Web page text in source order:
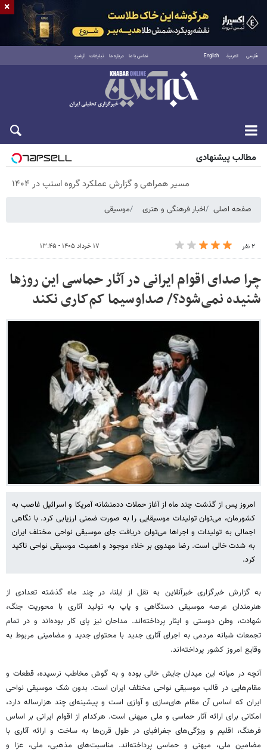
فارسی العربية English تماس با ما درباره ما تبلیغات آرشیو
پنجشنبه ۱۵ مرداد ۱۴۰۵
مطالب پیشنهادی
مسیر همراهی و گزارش عملکرد گروه اسنپ در ۱۴۰۴
صفحه اصلی اخبار فرهنگی و هنری موسیقی
۲ نفر ۱۷ خرداد ۱۴۰۵ - ۱۳:۴۵
چرا صدای اقوام ایرانی در آثار حماسی این روزها
شنیده نمی‌شود؟/ صداوسیما کم‌کاری نکند
امروز پس از گذشت چند ماه از آغاز حملات ددمنشانه آمریکا و اسرائیل غاصب به
کشورمان، می‌توان تولیدات موسیقایی را به صورت ضمنی ارزیابی کرد. با نگاهی
اجمالی به تولیدات و اجراها می‌توان دریافت جای موسیقی نواحی مختلف ایران
به شدت خالی است. رضا مهدوی بر خلاء موجود و اهمیت موسیقی نواحی تاکید
کرد.
به گزارش خبرگزاری خبرآنلاین به نقل از ایلنا، در چند ماه گذشته تعدادی از
هنرمندان عرصه موسیقی دستگاهی و پاپ به تولید آثاری با محوریت جنگ،
شهادت، وطن دوستی و ایثار پرداخته‌اند. مداحان نیز پای کار بوده‌اند و در تمام
تجمعات شبانه مردمی به اجرای آثاری جدید با محتوای جدید و مضامینی مربوط به
وقایع امروز کشور پرداخته‌اند.
آنچه در میانه این میدان جایش خالی بوده و به گوش مخاطب نرسیده، قطعات و
مقام‌هایی در قالب موسیقی نواحی مختلف ایران است. بدون شک موسیقی نواحی
ایران که اساس آن مقام های‌سازی و آوازی است و پیشینه‌ای چند هزارساله دارد،
امکانی برای ارائه آثار حماسی و ملی میهنی است. هرکدام از اقوام ایرانی بر اساس
فرهنگ، اقلیم و ویژگی‌های جغرافیای در طول قرن‌ها به ساخت و ارائه آثاری با
مضامین ملی، میهنی و حماسی پرداخته‌اند. مناسبت‌های مذهبی، ملی، عزا و
×